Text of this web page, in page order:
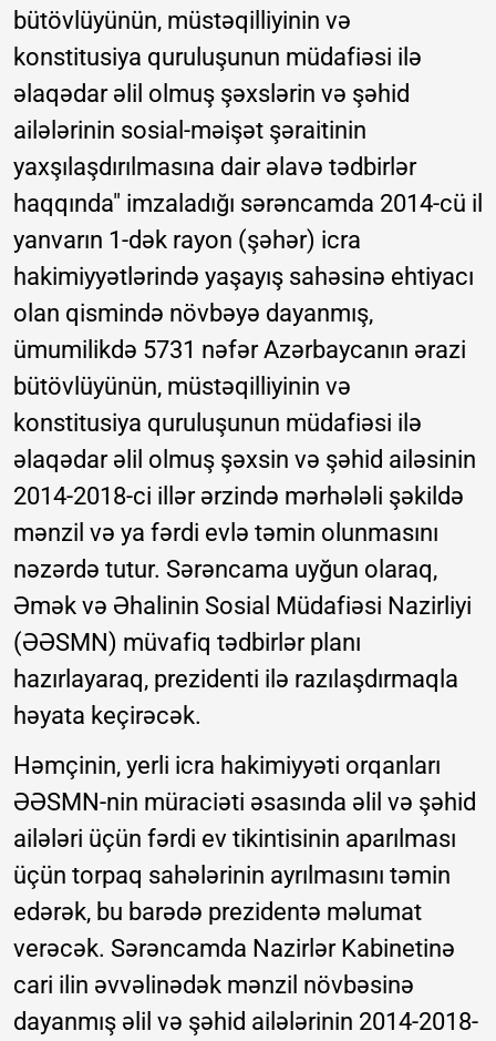
bütövlüyünün, müstəqilliyinin və
konstitusiya quruluşunun müdafiəsi ilə
əlaqədar əlil olmuş şəxslərin və şəhid
ailələrinin sosial-məişət şəraitinin
yaxşılaşdırılmasına dair əlavə tədbirlər
haqqında" imzaladığı sərəncamda 2014-cü il
yanvarın 1-dək rayon (şəhər) icra
hakimiyyətlərində yaşayış sahəsinə ehtiyacı
olan qismində növbəyə dayanmış,
ümumilikdə 5731 nəfər Azərbaycanın ərazi
bütövlüyünün, müstəqilliyinin və
konstitusiya quruluşunun müdafiəsi ilə
əlaqədar əlil olmuş şəxsin və şəhid ailəsinin
2014-2018-ci illər ərzində mərhələli şəkildə
mənzil və ya fərdi evlə təmin olunmasını
nəzərdə tutur. Sərəncama uyğun olaraq,
Əmək və Əhalinin Sosial Müdafiəsi Nazirliyi
(ƏƏSMN) müvafiq tədbirlər planı
hazırlayaraq, prezidenti ilə razılaşdırmaqla
həyata keçirəcək.
Həmçinin, yerli icra hakimiyyəti orqanları
ƏƏSMN-nin müraciəti əsasında əlil və şəhid
ailələri üçün fərdi ev tikintisinin aparılması
üçün torpaq sahələrinin ayrılmasını təmin
edərək, bu barədə prezidentə məlumat
verəcək. Sərəncamda Nazirlər Kabinetinə
cari ilin əvvəlinədək mənzil növbəsinə
dayanmış əlil və şəhid ailələrinin 2014-2018-